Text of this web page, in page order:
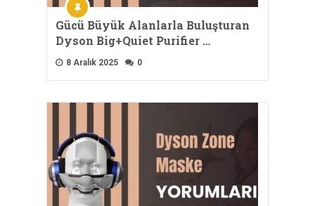
Gücü Büyük Alanlarla Buluşturan
Dyson Big+Quiet Purifier …
8 Aralık 2025 0